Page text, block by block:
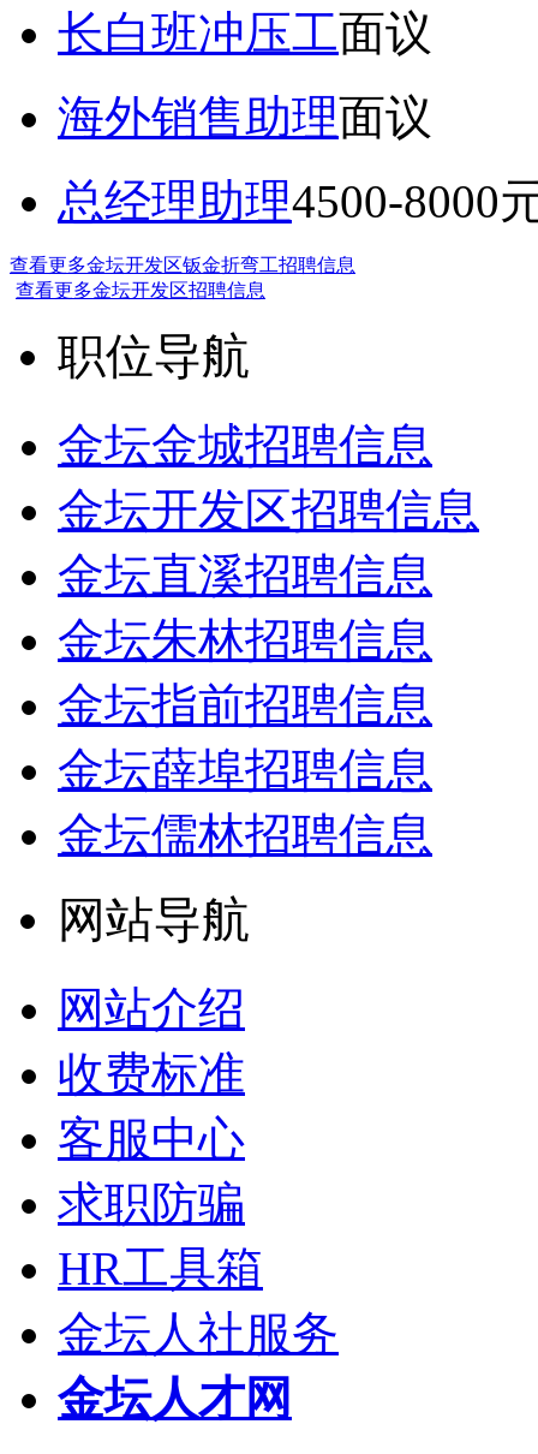
长白班冲压工面议
海外销售助理面议
总经理助理4500-8000
查看更多金坛开发区钣金折弯工招聘信息
查看更多金坛开发区招聘信息
职位导航
金坛金城招聘信息
金坛开发区招聘信息
金坛直溪招聘信息
金坛朱林招聘信息
金坛指前招聘信息
金坛薛埠招聘信息
金坛儒林招聘信息
网站导航
网站介绍
收费标准
客服中心
求职防骗
HR工具箱
金坛人社服务
金坛人才网